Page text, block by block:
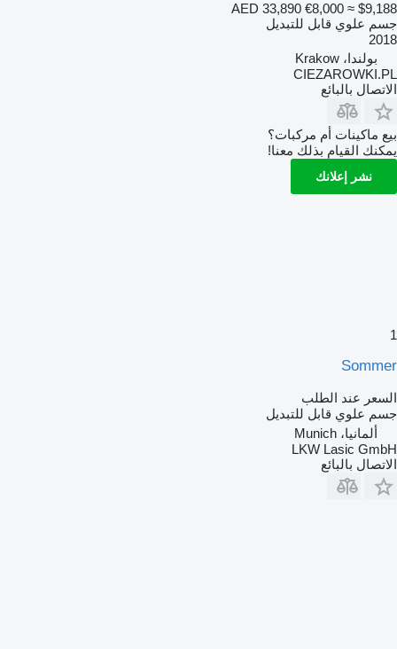
AED 33,890 €8,000 ≈ $9,188
جسم علوي قابل للتبديل
2018
بولندا، Krakow
CIEZAROWKI.PL
الاتصال بالبائع
بيع ماكينات أم مركبات؟
يمكنك القيام بذلك معنا!
نشر إعلانك
1
Sommer
السعر عند الطلب
جسم علوي قابل للتبديل
ألمانيا، Munich
LKW Lasic GmbH
الاتصال بالبائع